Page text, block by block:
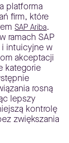
platforma
firm, które
SAP Ariba.
ramach SAP
i intuicyjne w
akceptacji
kategorie
rosną
lepszy
kontrolę
zwiększania